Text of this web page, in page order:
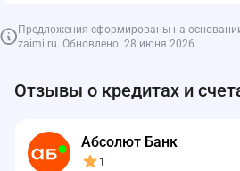
Предложения сформированы на
zaimi.ru. Обновлено: 28 июня 2026
Отзывы о кредитах и
Абсолют Банк
1